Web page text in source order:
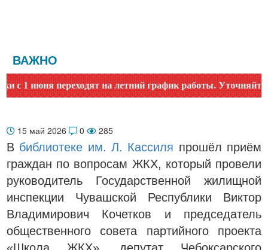
ВАЖНО
июня переходят на летний график работы. Уточняйте
15 май 2026 0 285
В библиотеке им. Л. Кассиля прошёл приём
граждан по вопросам ЖКХ, который провели
руководитель Государственной жилищной
инспекции Чувашской Республики Виктор
Владимирович Кочетков и председатель
общественного совета партийного проекта